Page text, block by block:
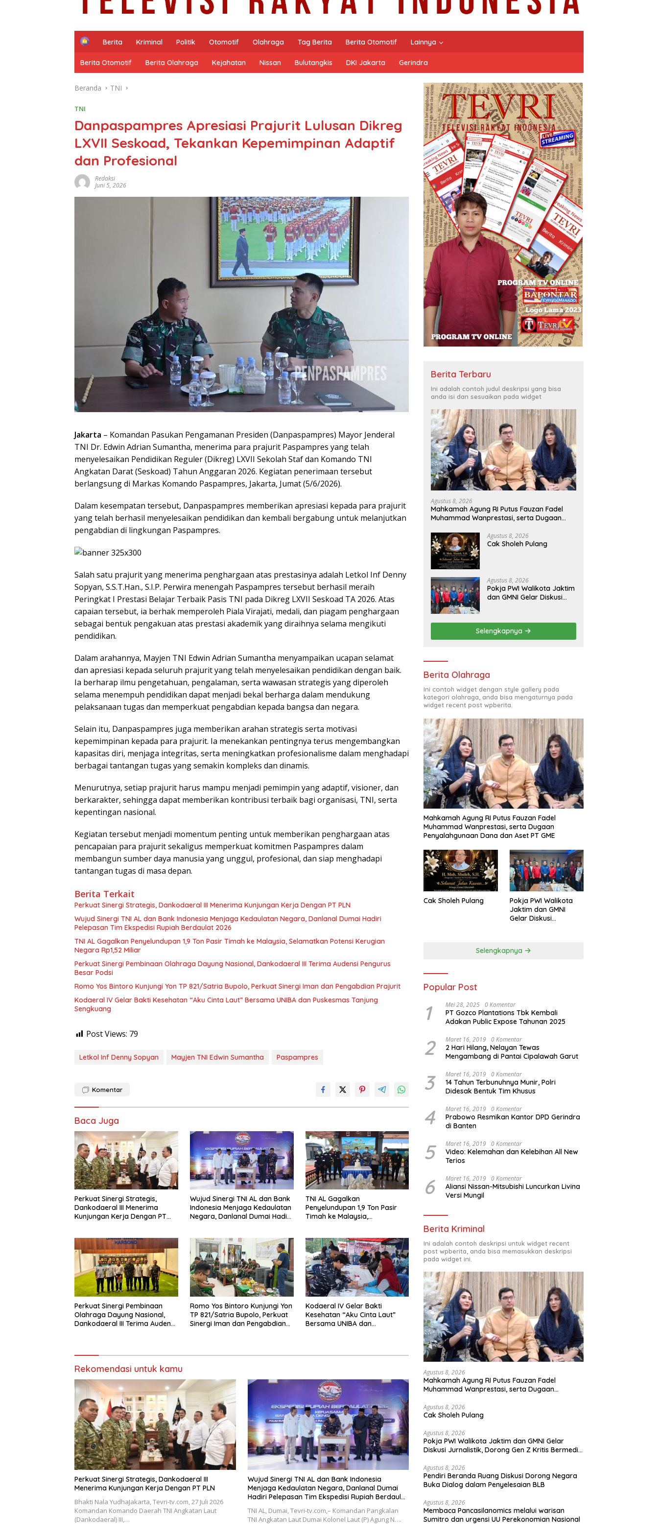
H
m
e
Berita Kriminal Politik Otomotif Olahraga Tag Berita Berita Otomotif Lainnya
Berita Otomotif Berita Olahraga Kejahatan Nissan Bulutangkis DKI Jakarta Gerindra
Beranda TNI
TNI
Danpaspampres Apresiasi Prajurit Lulusan Dikreg
LXVII Seskoad, Tekankan Kepemimpinan Adaptif
dan Profesional
Redaksi
Juni 5, 2026
Jakarta – Komandan Pasukan Pengamanan Presiden (Danpaspampres) Mayor Jenderal
TNI Dr. Edwin Adrian Sumantha, menerima para prajurit Paspampres yang telah
menyelesaikan Pendidikan Reguler (Dikreg) LXVII Sekolah Staf dan Komando TNI
Angkatan Darat (Seskoad) Tahun Anggaran 2026. Kegiatan penerimaan tersebut
berlangsung di Markas Komando Paspampres, Jakarta, Jumat (5/6/2026).
Dalam kesempatan tersebut, Danpaspampres memberikan apresiasi kepada para prajurit
yang telah berhasil menyelesaikan pendidikan dan kembali bergabung untuk melanjutkan
pengabdian di lingkungan Paspampres.
Salah satu prajurit yang menerima penghargaan atas prestasinya adalah Letkol Inf Denny
Sopyan, S.S.T.Han., S.I.P. Perwira menengah Paspampres tersebut berhasil meraih
Peringkat I Prestasi Belajar Terbaik Pasis TNI pada Dikreg LXVII Seskoad TA 2026. Atas
capaian tersebut, ia berhak memperoleh Piala Virajati, medali, dan piagam penghargaan
sebagai bentuk pengakuan atas prestasi akademik yang diraihnya selama mengikuti
pendidikan.
Dalam arahannya, Mayjen TNI Edwin Adrian Sumantha menyampaikan ucapan selamat
dan apresiasi kepada seluruh prajurit yang telah menyelesaikan pendidikan dengan baik.
Ia berharap ilmu pengetahuan, pengalaman, serta wawasan strategis yang diperoleh
selama menempuh pendidikan dapat menjadi bekal berharga dalam mendukung
pelaksanaan tugas dan memperkuat pengabdian kepada bangsa dan negara.
Selain itu, Danpaspampres juga memberikan arahan strategis serta motivasi
kepemimpinan kepada para prajurit. Ia menekankan pentingnya terus mengembangkan
kapasitas diri, menjaga integritas, serta meningkatkan profesionalisme dalam menghadapi
berbagai tantangan tugas yang semakin kompleks dan dinamis.
Menurutnya, setiap prajurit harus mampu menjadi pemimpin yang adaptif, visioner, dan
berkarakter, sehingga dapat memberikan kontribusi terbaik bagi organisasi, TNI, serta
kepentingan nasional.
Kegiatan tersebut menjadi momentum penting untuk memberikan penghargaan atas
pencapaian para prajurit sekaligus memperkuat komitmen Paspampres dalam
membangun sumber daya manusia yang unggul, profesional, dan siap menghadapi
tantangan tugas di masa depan.
Berita Terkait
Perkuat Sinergi Strategis, Dankodaeral III Menerima Kunjungan Kerja Dengan PT PLN
Wujud Sinergi TNI AL dan Bank Indonesia Menjaga Kedaulatan Negara, Danlanal Dumai Hadiri
Pelepasan Tim Ekspedisi Rupiah Berdaulat 2026
TNI AL Gagalkan Penyelundupan 1,9 Ton Pasir Timah ke Malaysia, Selamatkan Potensi Kerugian
Negara Rp1,52 Miliar
Perkuat Sinergi Pembinaan Olahraga Dayung Nasional, Dankodaeral III Terima Audensi Pengurus
Besar Podsi
Romo Yos Bintoro Kunjungi Yon TP 821/Satria Bupolo, Perkuat Sinergi Iman dan Pengabdian Prajurit
Kodaeral IV Gelar Bakti Kesehatan “Aku Cinta Laut” Bersama UNIBA dan Puskesmas Tanjung
Sengkuang
Post Views: 79
Letkol Inf Denny Sopyan Mayjen TNI Edwin Sumantha Paspampres
Komentar
Baca Juga
Perkuat Sinergi Strategis,
Dankodaeral III Menerima
Kunjungan Kerja Dengan PT
Wujud Sinergi TNI AL dan Bank
Indonesia Menjaga Kedaulatan
Negara, Danlanal Dumai Hadiri
TNI AL Gagalkan
Penyelundupan 1,9 Ton Pasir
Timah ke Malaysia,
Perkuat Sinergi Pembinaan
Olahraga Dayung Nasional,
Dankodaeral III Terima Audensi
Romo Yos Bintoro Kunjungi Yon
TP 821/Satria Bupolo, Perkuat
Sinergi Iman dan Pengabdian
Kodaeral IV Gelar Bakti
Kesehatan “Aku Cinta Laut”
Bersama UNIBA dan
Rekomendasi untuk kamu
Perkuat Sinergi Strategis, Dankodaeral III
Menerima Kunjungan Kerja Dengan PT PLN
Bhakti Nala YudhaJakarta, Tevri-tv.com, 27 Juli 2026
Komandan Komando Daerah TNI Angkatan Laut
(Dankodaeral) III,…
Wujud Sinergi TNI AL dan Bank Indonesia
Menjaga Kedaulatan Negara, Danlanal Dumai
Hadiri Pelepasan Tim Ekspedisi Rupiah Berdaulat
TNI AL, Dumai, Tevri-tv.com,– Komandan Pangkalan
TNI Angkatan Laut Dumai Kolonel Laut (P) Agung N….
Berita Terbaru
Ini adalah contoh judul deskripsi yang bisa
anda isi dan sesuaikan pada widget
Agustus 8, 2026
Mahkamah Agung RI Putus Fauzan Fadel
Muhammad Wanprestasi, serta Dugaan
Agustus 8, 2026
Cak Sholeh Pulang
Agustus 8, 2026
Pokja PWI Walikota Jaktim
dan GMNI Gelar Diskusi
Selengkapnya
Berita Olahraga
Ini contoh widget dengan style gallery pada
kategori olahraga, anda bisa mengaturnya pada
widget recent post wpberita.
Mahkamah Agung RI Putus Fauzan Fadel
Muhammad Wanprestasi, serta Dugaan
Penyalahgunaan Dana dan Aset PT GME
Cak Sholeh Pulang
Pokja PWI Walikota
Jaktim dan GMNI
Gelar Diskusi
Selengkapnya
Popular Post
1 Mei 28, 2025 0 Komentar
PT Gozco Plantations Tbk Kembali
Adakan Public Expose Tahunan 2025
2 Maret 16, 2019 0 Komentar
2 Hari Hilang, Nelayan Tewas
Mengambang di Pantai Cipalawah Garut
3 Maret 16, 2019 0 Komentar
14 Tahun Terbunuhnya Munir, Polri
Didesak Bentuk Tim Khusus
4 Maret 16, 2019 0 Komentar
Prabowo Resmikan Kantor DPD Gerindra
di Banten
5 Maret 16, 2019 0 Komentar
Video: Kelemahan dan Kelebihan All New
Terios
6 Maret 16, 2019 0 Komentar
Aliansi Nissan-Mitsubishi Luncurkan Livina
Versi Mungil
Berita Kriminal
Ini adalah contoh deskripsi untuk widget recent
post wpberita, anda bisa memasukkan deskripsi
pada widget ini.
Agustus 8, 2026
Mahkamah Agung RI Putus Fauzan Fadel
Muhammad Wanprestasi, serta Dugaan
Agustus 8, 2026
Cak Sholeh Pulang
Agustus 8, 2026
Pokja PWI Walikota Jaktim dan GMNI Gelar
Diskusi Jurnalistik, Dorong Gen Z Kritis Bermedia
Agustus 8, 2026
Pendiri Beranda Ruang Diskusi Dorong Negara
Buka Dialog dalam Penyelesaian BLB
Agustus 8, 2026
Membaca Pancasilanomics melalui warisan
Sumitro dan urgensi UU Perekonomian Nasional